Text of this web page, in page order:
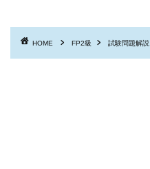
HOME FP2級 試験問題解説